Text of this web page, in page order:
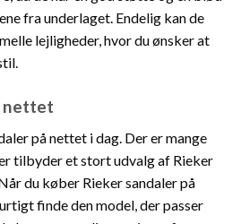
fra underlaget. Endelig kan de
lejligheder, hvor du ønsker at
nettet
på nettet i dag. Der er mange
tilbyder et stort udvalg af Rieker
du køber Rieker sandaler på
finde den model, der passer